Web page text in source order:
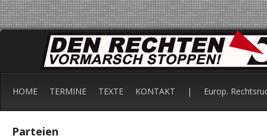
HOME TERMINE TEXTE KONTAKT | Europ.
Parteien